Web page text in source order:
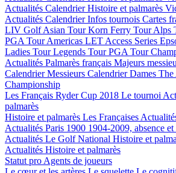
Actualités CalendrierHistoire et palmarès
Actualités CalendrierInfos tournois Cartes
LIV GolfAsian TourKorn Ferry TourAlps
PGA Tour Americas LET Access Series
Ladies TourLegends TourPGA Tour
Actualités Palmarès français Majeurs
Calendrier Messieurs Calendrier Dames The
Championship
Les Français Ryder Cup 2018 Le tournoi
palmarès
Histoire et palmarès Les Françaises
Actualités Paris 1900 1904-2009, absence
Actualités Le Golf National Histoire et
Actualités Histoire et palmarès
Statut pro Agents de joueurs